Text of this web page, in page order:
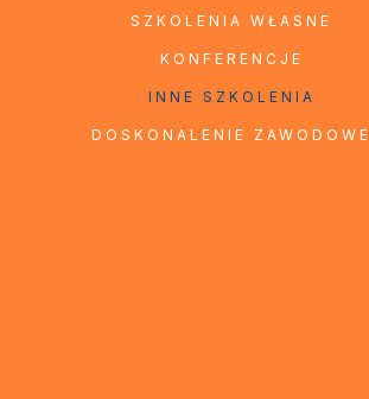
SZKOLENIA WŁASNE
KONFERENCJE
INNE SZKOLENIA
DOSKONALENIE ZAWODOWE